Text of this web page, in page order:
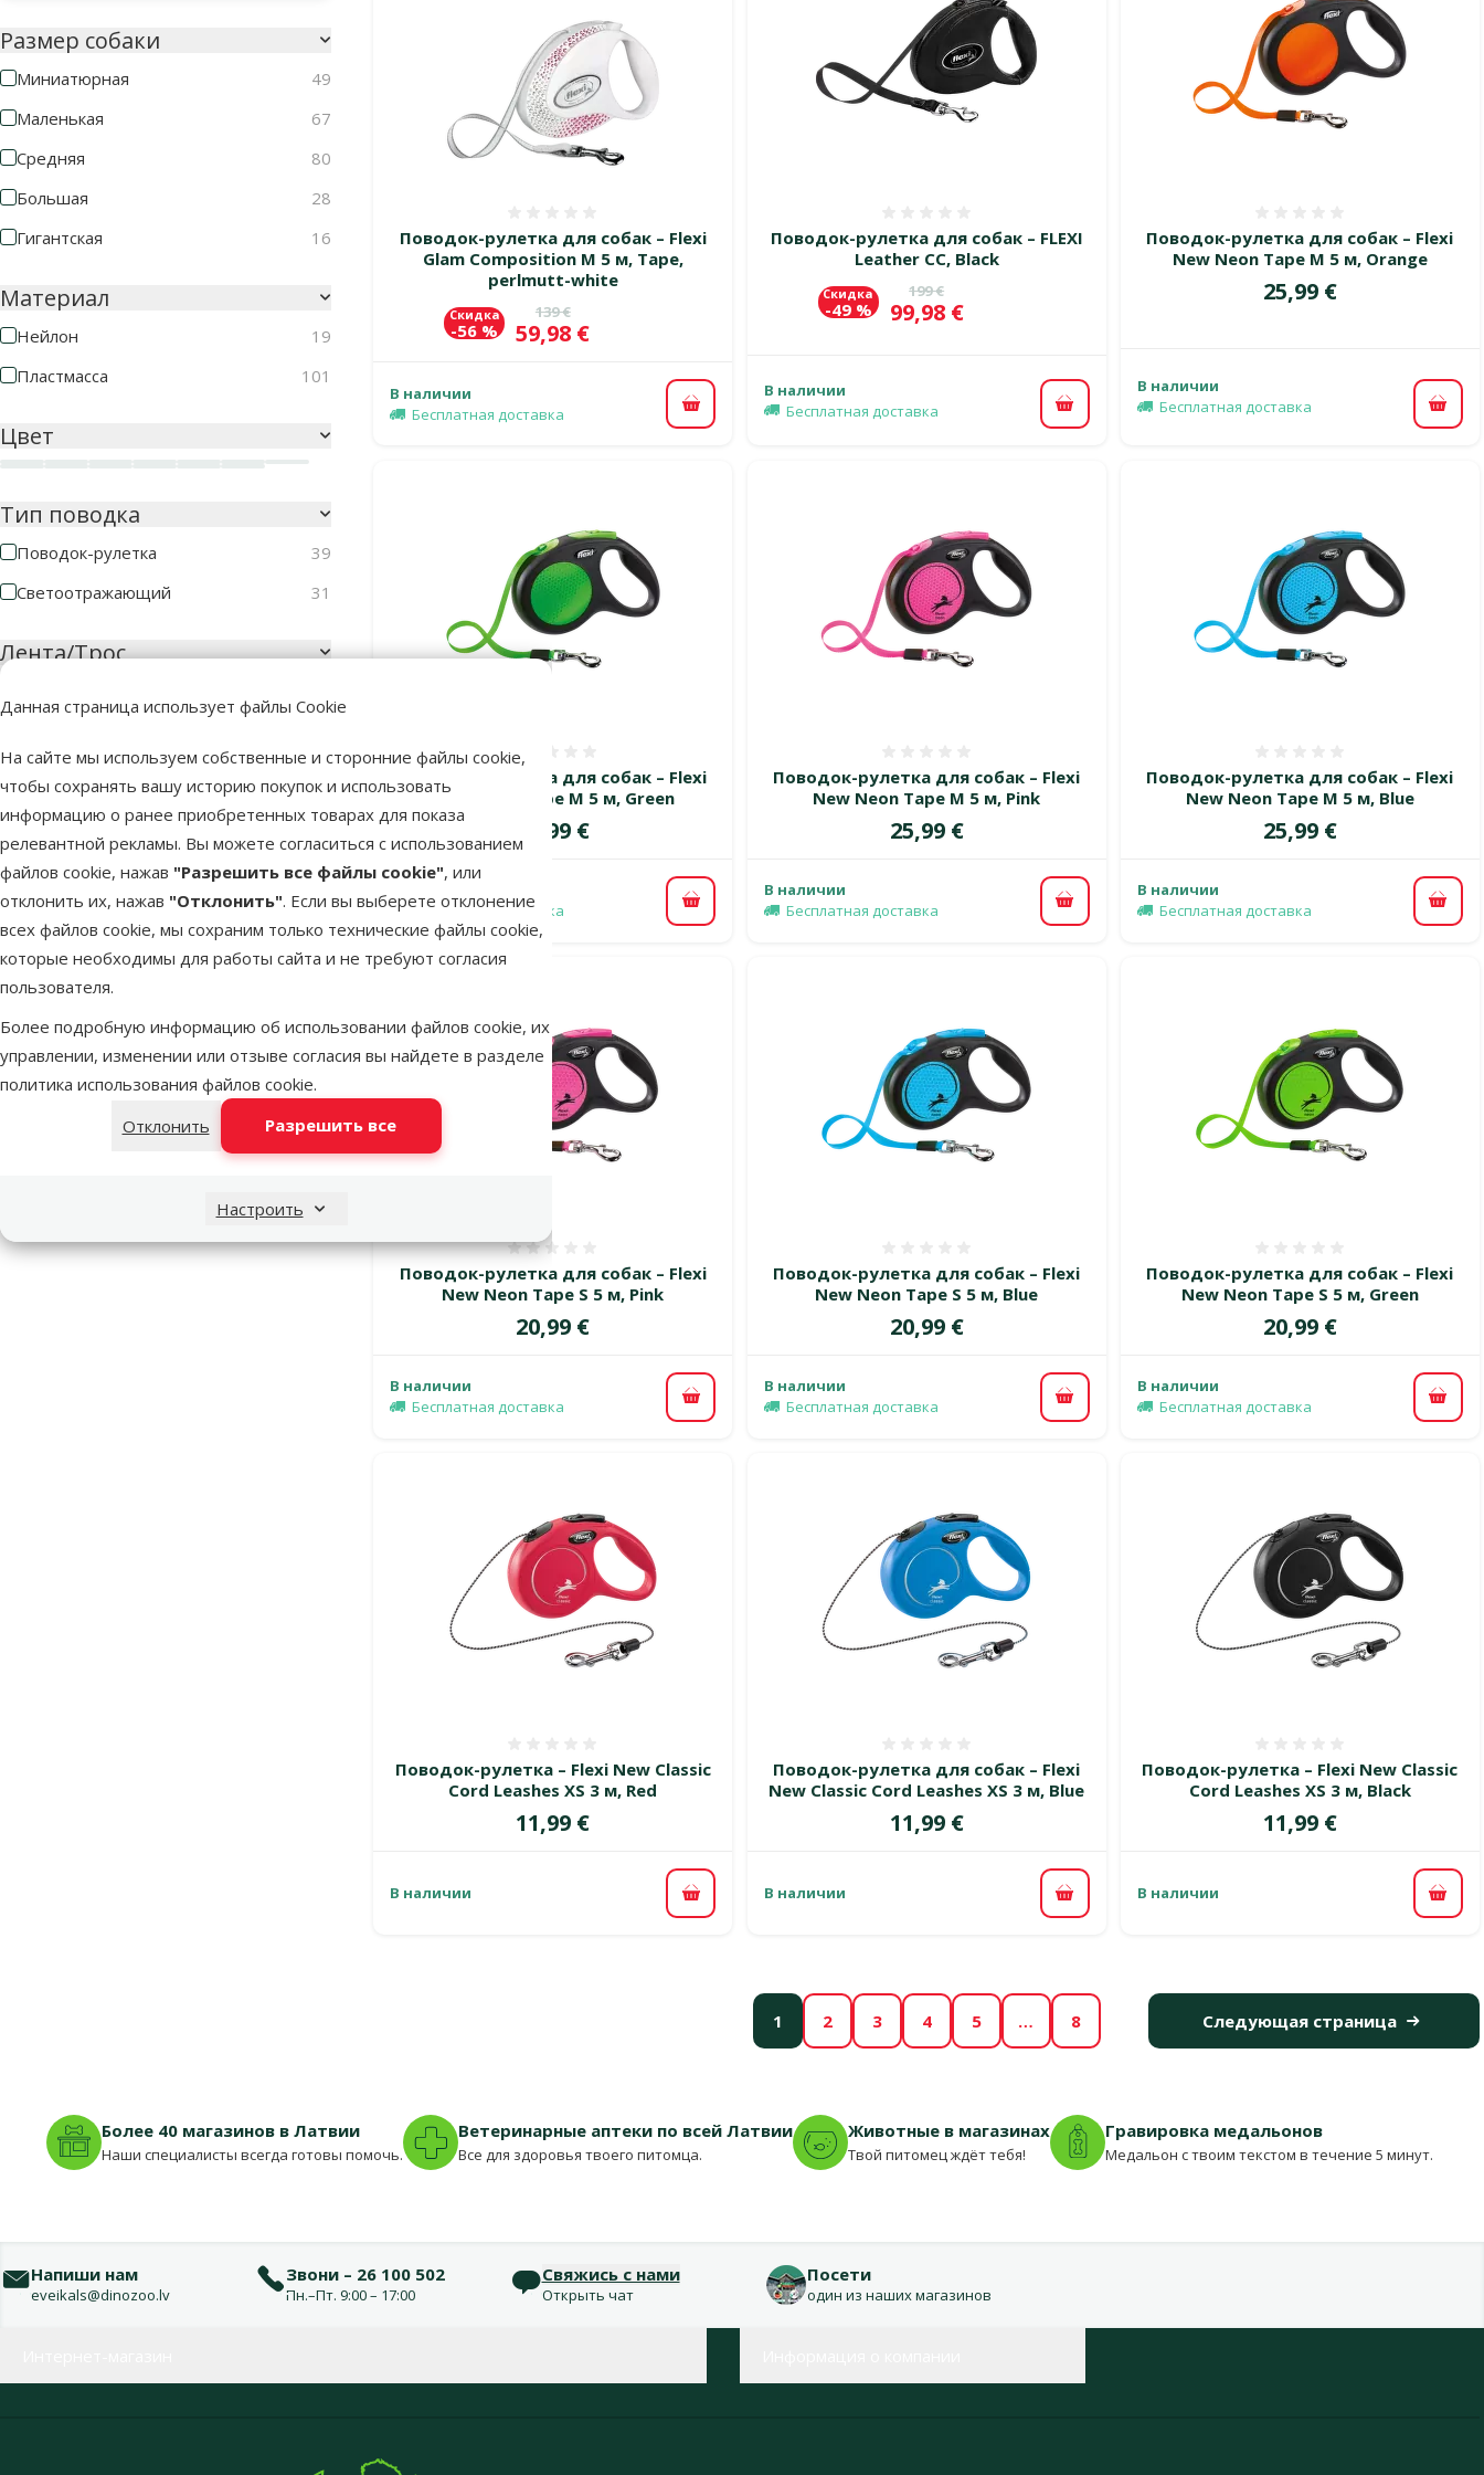
Данная страница использует файлы Cookie
На сайте мы используем собственные и сторонние файлы cookie,
чтобы сохранять вашу историю покупок и использовать
информацию о ранее приобретенных товарах для показа
релевантной рекламы. Вы можете согласиться с использованием
файлов cookie, нажав "Разрешить все файлы cookie", или
отклонить их, нажав "Отклонить". Если вы выберете отклонение
всех файлов cookie, мы сохраним только технические файлы cookie,
которые необходимы для работы сайта и не требуют согласия
пользователя.
Более подробную информацию об использовании файлов cookie, их
управлении, изменении или отзыве согласия вы найдете в разделе
политика использования файлов cookie.
Отклонить
Разрешить все
Настроить
Размер собаки
Миниатюрная
49
Маленькая
67
Средняя
80
Большая
28
Гигантская
16
Материал
Нейлон
19
Пластмасса
101
Цвет
Тип поводка
Поводок-рулетка
39
Светоотражающий
31
Лента/Трос
Длина
200cm 1000cm
Особые предложения
Mēneša lielā akcija
Поводок-рулетка для собак – Flexi
Glam Composition M 5 м, Tape,
perlmutt-white
Исходная цена
139 €
Цена
59,98 €
Скидка
-56 %
В наличии
Бесплатная доставка
В корзину
Поводок-рулетка для собак – FLEXI
Leather CC, Black
Исходная цена
199 €
Цена
99,98 €
Скидка
-49 %
В наличии
Бесплатная доставка
В корзину
Поводок-рулетка для собак – Flexi
New Neon Tape M 5 м, Orange
Цена
25,99 €
В наличии
Бесплатная доставка
В
Поводок-рулетка для собак – Flexi
New Neon Tape M 5 м, Green
Цена
25,99 €
Бесплатная доставка
В корзину
Поводок-рулетка для собак – Flexi
New Neon Tape M 5 м, Pink
Цена
25,99 €
В наличии
Бесплатная доставка
В корзину
Поводок-рулетка для собак – Flexi
New Neon Tape M 5 м, Blue
Цена
25,99 €
В наличии
Бесплатная доставка
В
Поводок-рулетка для собак – Flexi
New Neon Tape S 5 м, Pink
Оценка 0%
Цена
20,99 €
В наличии
Бесплатная доставка
В корзину
Поводок-рулетка для собак – Flexi
New Neon Tape S 5 м, Blue
Цена
20,99 €
В наличии
Бесплатная доставка
В корзину
Поводок-рулетка для собак – Flexi
New Neon Tape S 5 м, Green
Цена
20,99 €
В наличии
Бесплатная доставка
В
Поводок-рулетка – Flexi New Classic
Cord Leashes XS 3 м, Red
Цена
11,99 €
В наличии В корзину
Поводок-рулетка для собак – Flexi
New Classic Cord Leashes XS 3 м, Blue
Цена
11,99 €
В наличии В корзину
Поводок-рулетка – Flexi New Classic
Cord Leashes XS 3 м, Black
Цена
11,99 €
В наличии В
1 2 3 4 5 … 8 Следующая страница
Более 40 магазинов в Латвии
Наши специалисты всегда готовы помочь.
Ветеринарные аптеки по всей Латвии
Все для здоровья твоего питомца.
Животные в магазинах
Твой питомец ждёт тебя!
Гравировка медальонов
Медальон с твоим текстом в течение 5 минут.
Напиши нам
eveikals@dinozoo.lv
Звони – 26 100 502
Пн.–Пт. 9:00 – 17:00
Свяжись с нами
Открыть чат
Посети
один из наших магазинов